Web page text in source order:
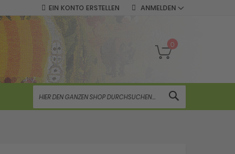
ANMELDEN
EIN KONTO ERSTELLEN
Mein
0
SUCHE